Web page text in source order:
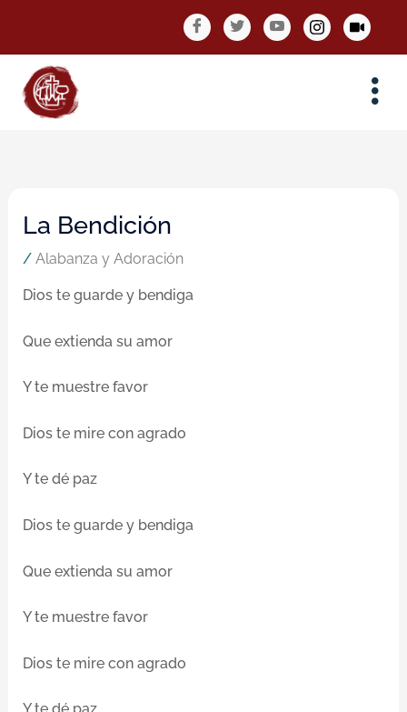
content
La Bendición
/ Alabanza y Adoración
Dios te guarde y bendiga
Que extienda su amor
Y te muestre favor
Dios te mire con agrado
Y te dé paz
Dios te guarde y bendiga
Que extienda su amor
Y te muestre favor
Dios te mire con agrado